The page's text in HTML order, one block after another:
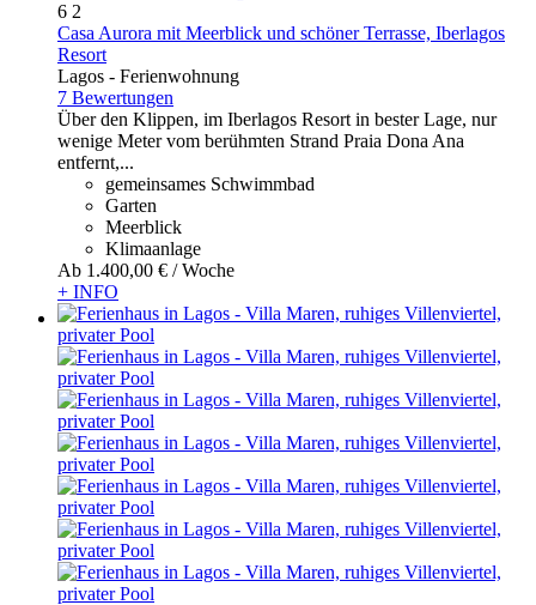
6 2
Casa Aurora mit Meerblick und schöner Terrasse, Iberlagos
Resort
Lagos - Ferienwohnung
7 Bewertungen
Über den Klippen, im Iberlagos Resort in bester Lage, nur
wenige Meter vom berühmten Strand Praia Dona Ana
entfernt,...
gemeinsames Schwimmbad
Garten
Meerblick
Klimaanlage
Ab 1.400,00 € / Woche
+ INFO